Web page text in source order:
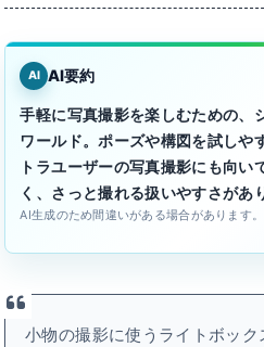
AI AI要約
手軽に写真撮影を楽しむための、
ワールド。ポーズや構図を試しや
トラユーザーの写真撮影にも向い
く、さっと撮れる扱いやすさがあ
AI生成のため間違いがある場合があります。
小物の撮影に使うライトボッ